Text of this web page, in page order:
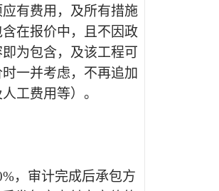
有费用，及所有措施
在报价中，且不因政
为包含，及该工程可
一并考虑，不再追加
工费用等）。
%，审计完成后承包方